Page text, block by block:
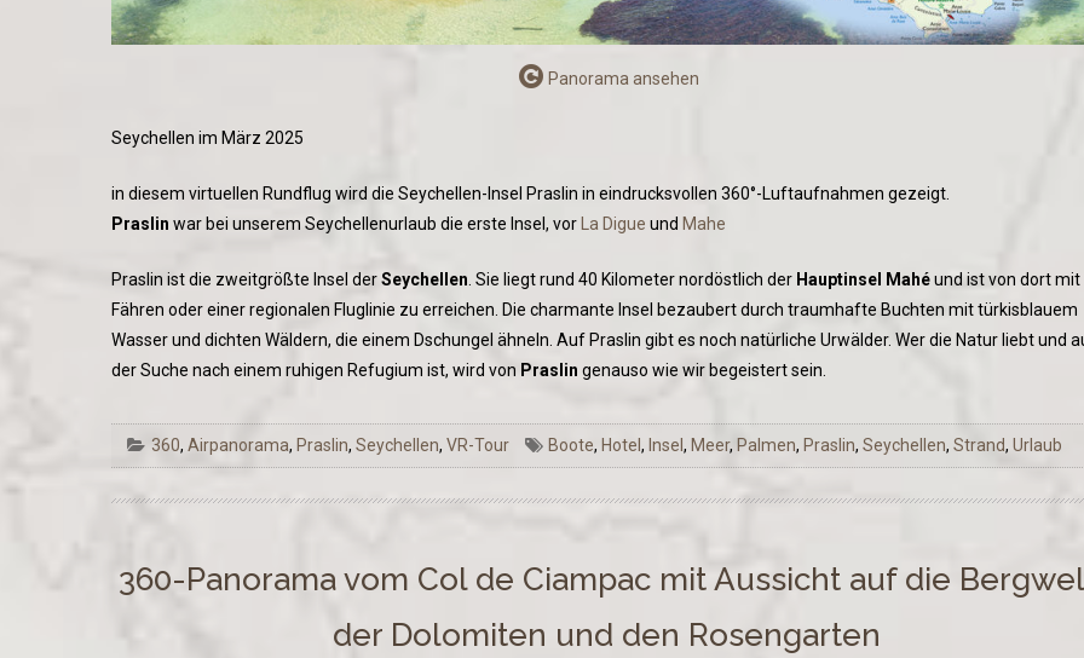
Panorama ansehen
Seychellen im März 2025
in diesem virtuellen Rundflug wird die Seychellen-Insel Praslin in eindrucksvollen 360°-Luftaufnahmen gezeigt.
Praslin war bei unserem Seychellenurlaub die erste Insel, vor La Digue und Mahe
Praslin ist die zweitgrößte Insel derSeychellen . Sie liegt rund 40 Kilometer nordöstlich der Hauptinsel Mahéund ist von dort mit
Fähren oder einer regionalen Fluglinie zu erreichen. Die charmante Insel bezaubert durch traumhafte Buchten mit türkisblauem
Wasser und dichten Wäldern, die einem Dschungel ähneln. Auf Praslin gibt es noch natürliche Urwälder. Wer die Natur liebt und
der Suche nach einem ruhigen Refugium ist, wird von Praslin genauso wie wir begeistert sein.
360, Airpanorama, Praslin, Seychellen, VR-Tour Boote, Hotel, Insel, Meer, Palmen, Praslin,Seychellen,Strand,Urlaub
360-Panorama vom Col de Ciampac mit Aussicht auf die
der Dolomiten und den Rosengarten